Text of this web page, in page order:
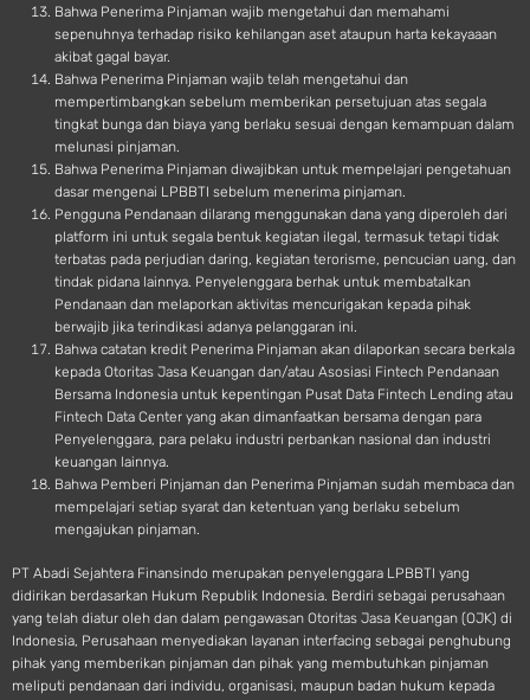
Bahwa Penerima Pinjaman wajib mengetahui dan memahami
sepenuhnya terhadap risiko kehilangan aset ataupun harta kekayaaan
akibat gagal bayar.
Bahwa Penerima Pinjaman wajib telah mengetahui dan
mempertimbangkan sebelum memberikan persetujuan atas segala
tingkat bunga dan biaya yang berlaku sesuai dengan kemampuan dalam
melunasi pinjaman.
Bahwa Penerima Pinjaman diwajibkan untuk mempelajari pengetahuan
dasar mengenai LPBBTI sebelum menerima pinjaman.
Pengguna Pendanaan dilarang menggunakan dana yang diperoleh dari
platform ini untuk segala bentuk kegiatan ilegal, termasuk tetapi tidak
terbatas pada perjudian daring, kegiatan terorisme, pencucian uang, dan
tindak pidana lainnya. Penyelenggara berhak untuk membatalkan
Pendanaan dan melaporkan aktivitas mencurigakan kepada pihak
berwajib jika terindikasi adanya pelanggaran ini.
Bahwa catatan kredit Penerima Pinjaman akan dilaporkan secara berkala
kepada Otoritas Jasa Keuangan dan/atau Asosiasi Fintech Pendanaan
Bersama Indonesia untuk kepentingan Pusat Data Fintech Lending atau
Fintech Data Center yang akan dimanfaatkan bersama dengan para
Penyelenggara, para pelaku industri perbankan nasional dan industri
keuangan lainnya.
Bahwa Pemberi Pinjaman dan Penerima Pinjaman sudah membaca dan
mempelajari setiap syarat dan ketentuan yang berlaku sebelum
mengajukan pinjaman.
PT Abadi Sejahtera Finansindo merupakan penyelenggara LPBBTI yang
didirikan berdasarkan Hukum Republik Indonesia. Berdiri sebagai perusahaan
yang telah diatur oleh dan dalam pengawasan Otoritas Jasa Keuangan (OJK) di
Indonesia, Perusahaan menyediakan layanan interfacing sebagai penghubung
pihak yang memberikan pinjaman dan pihak yang membutuhkan pinjaman
meliputi pendanaan dari individu, organisasi, maupun badan hukum kepada